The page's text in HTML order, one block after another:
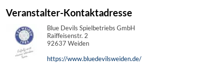
Veranstalter-Kontaktadresse
Blue Devils Spielbetriebs GmbH
Raiffeisenstr. 2
92637 Weiden
https://www.bluedevilsweiden.de/